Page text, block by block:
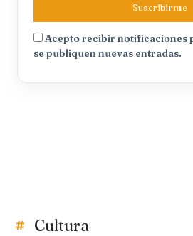
Suscribirme
Acepto recibir notificaciones
se publiquen nuevas entradas.
Cultura